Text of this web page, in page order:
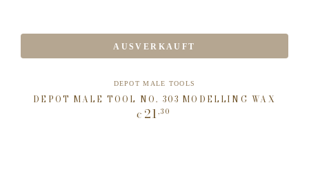
Verkäufer/in:
DEPOT MALE TOOLS
DEPOT MALE TOOL NO. 303 MODELLING WAX
Regulärer
€ 21,30
AUSVERKAUFT